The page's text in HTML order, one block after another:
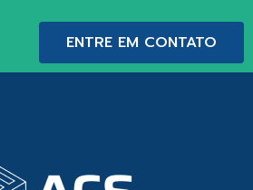
ENTRE EM CONTATO